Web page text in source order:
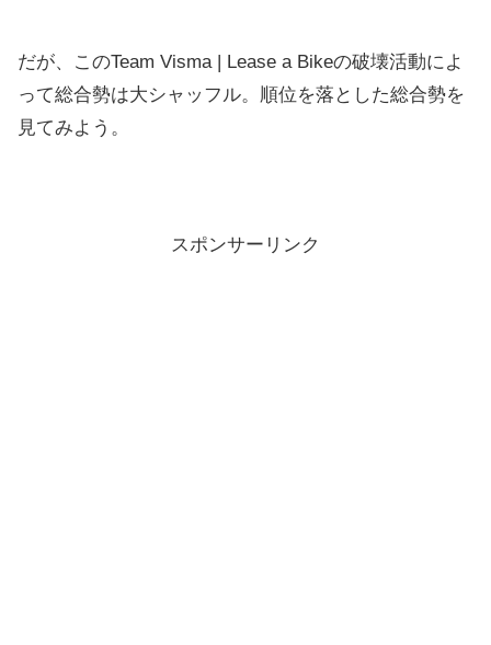
だが、このTeam Visma | Lease a Bikeの破壊活動によ
って総合勢は大シャッフル。順位を落とした総合勢を
見てみよう。
スポンサーリンク